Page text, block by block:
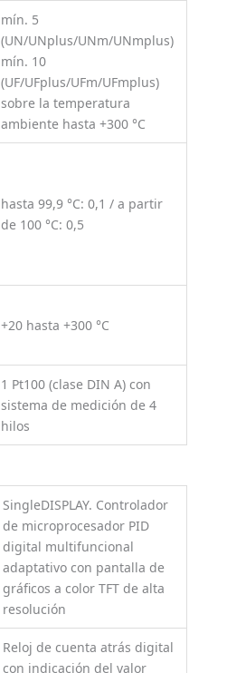
mín. 5
(UN/UNplus/UNm/UNmplus)
mín. 10
(UF/UFplus/UFm/UFmplus)
sobre la temperatura
ambiente hasta +300 °C
hasta 99,9 °C: 0,1 / a partir
de 100 °C: 0,5
+20 hasta +300 °C
1 Pt100 (clase DIN A) con
sistema de medición de 4
hilos
SingleDISPLAY. Controlador
de microprocesador PID
digital multifuncional
adaptativo con pantalla de
gráficos a color TFT de alta
resolución
Reloj de cuenta atrás digital
con indicación del valor